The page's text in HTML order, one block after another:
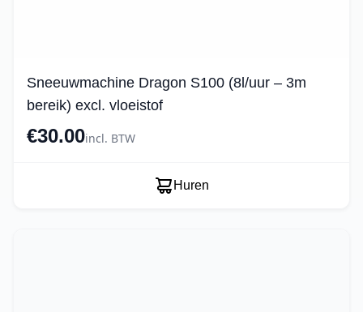
Sneeuwmachine Dragon S100 (8l/uur – 3m
bereik) excl. vloeistof
€30.00incl. BTW
Huren